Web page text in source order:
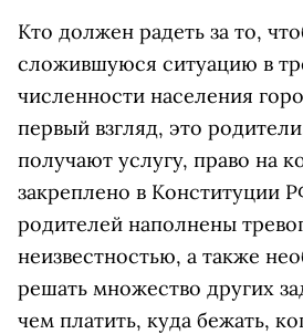
Кто должен радеть за то,
сложившуюся ситуацию в
численности населения
первый взгляд, это
получают услугу, право на
закреплено в Конституции
родителей наполнены
неизвестностью, а также
решать множество других
чем платить, куда бежать,